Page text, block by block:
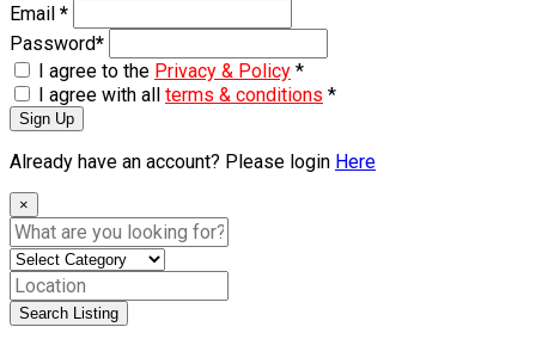
Email *
Password*
I agree to the Privacy & Policy *
I agree with all terms & conditions *
Sign Up
Already have an account? Please login Here
×
Search Listing